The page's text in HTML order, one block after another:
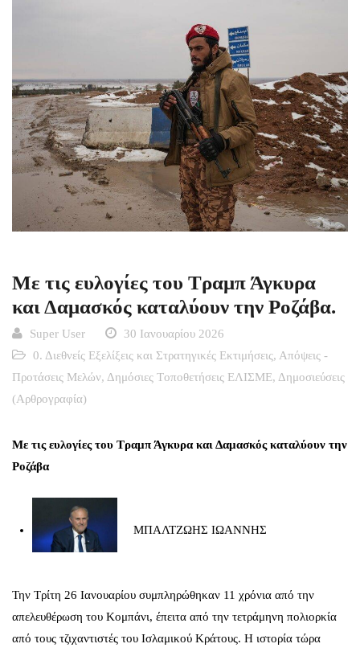
Με τις ευλογίες του Τραμπ Άγκυρα
και Δαμασκός καταλύουν την Ροζάβα.
Super User
30 Ιανουαρίου 2026
0. Διεθνείς Εξελίξεις και Στρατηγικές Εκτιμήσεις, Απόψεις -
Προτάσεις Μελών, Δημόσιες Tοποθετήσεις ΕΛΙΣΜΕ, Δημοσιεύσεις
(Αρθρογραφία)
Με τις ευλογίες του Τραμπ Άγκυρα και Δαμασκός καταλύουν την
Ροζάβα
ΜΠΑΛΤΖΩΗΣ ΙΩΑΝΝΗΣ
Την Τρίτη 26 Ιανουαρίου συμπληρώθηκαν 11 χρόνια από την
απελευθέρωση του Κομπάνι, έπειτα από την τετράμηνη πολιορκία
από τους τζιχαντιστές του Ισλαμικού Κράτους. Η ιστορία τώρα